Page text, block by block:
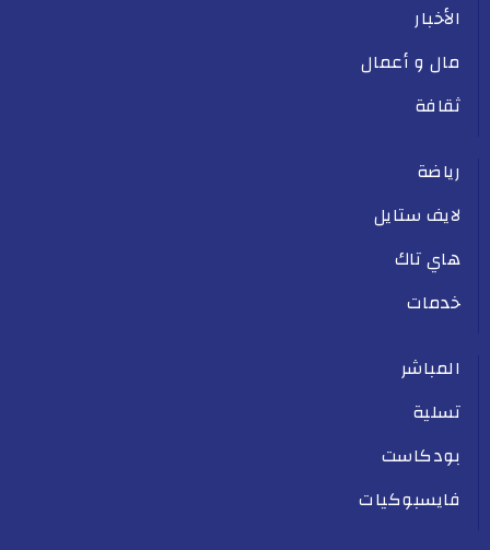
الأخبار
مال و أعمال
ثقافة
رياضة
لايف ستايل
هاي تاك
خدمات
المباشر
تسلية
بودكاست
فايسبوكيات